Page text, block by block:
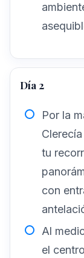
Día 2
Por la
tu
con
Al
el